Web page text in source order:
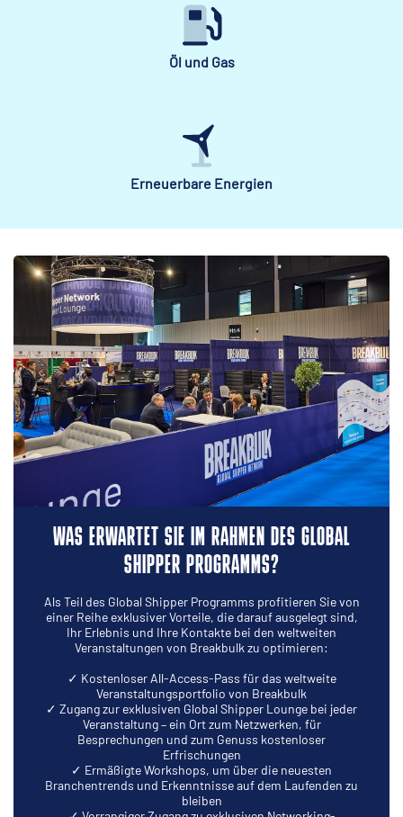
Öl und Gas
Erneuerbare Energien
WAS ERWARTET SIE IM RAHMEN DES GLOBAL
SHIPPER PROGRAMMS?
Als Teil des Global Shipper Programms profitieren Sie von
einer Reihe exklusiver Vorteile, die darauf ausgelegt sind,
Ihr Erlebnis und Ihre Kontakte bei den weltweiten
Veranstaltungen von Breakbulk zu optimieren:
✓ Kostenloser All-Access-Pass für das weltweite
Veranstaltungsportfolio von Breakbulk
✓ Zugang zur exklusiven Global Shipper Lounge bei jeder
Veranstaltung – ein Ort zum Netzwerken, für
Besprechungen und zum Genuss kostenloser
Erfrischungen
✓ Ermäßigte Workshops, um über die neuesten
Branchentrends und Erkenntnisse auf dem Laufenden zu
bleiben